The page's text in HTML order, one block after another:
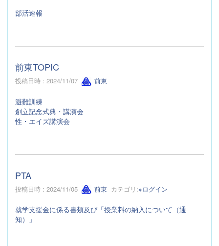
部活速報
前東TOPIC
投稿日時 : 2024/11/07 前東
避難訓練
創立記念式典・講演会
性・エイズ講演会
PTA
投稿日時 : 2024/11/05 前東 カテゴリ:※ログイン
就学支援金に係る書類及び「授業料の納入について（通
知）」